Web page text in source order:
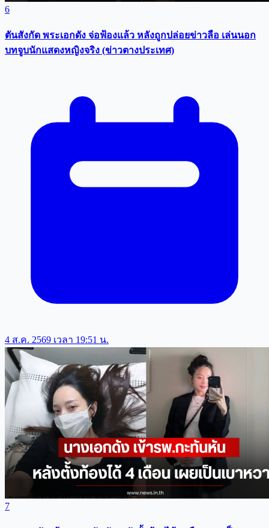
6
ตันสังกัด พระเอกดัง จ่อฟ้องแล้ว หลังถูกปล่อยข่าวลือ เล่นนอก
บทจูบนักแสดงหญิงจริง (ข่าวตางประเทศ)
4 ส.ค. 2569 เวลา 19:51 น.
7